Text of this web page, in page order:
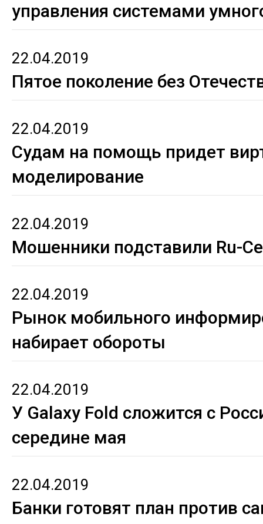
управления системами
22.04.2019
Пятое поколение без
22.04.2019
Судам на помощь придет
моделирование
22.04.2019
Мошенники подставили Ru-
22.04.2019
Рынок мобильного
набирает обороты
22.04.2019
У Galaxy Fold сложится с
середине мая
22.04.2019
Банки готовят план против